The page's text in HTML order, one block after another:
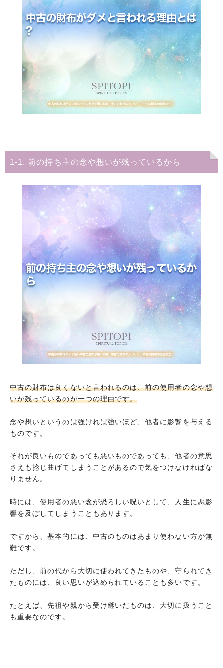
中古の財布の運気の上げ方
まとめ
1-1. 前の持ち主の念や想いが残っているから
中古の財布は良くないと言われるのは、前の使用者の念や想
いが残っているのが一つの理由です。
念や想いというのは強ければ強いほど、他者に影響を与える
ものです。
それが良いものであっても悪いものであっても、他者の意思
さえも捻じ曲げてしまうことがあるので気をつけなければな
りません。
時には、使用者の悪い念が恐ろしい呪いとして、人生に悪影
響を及ぼしてしまうこともあります。
ですから、基本的には、中古のものはあまり使わない方が無
難です。
ただし、前の代から大切に使われてきたものや、守られてき
たものには、良い思いが込められていることも多いです。
たとえば、先祖や親から受け継いだものは、大切に扱うこと
も重要なのです。